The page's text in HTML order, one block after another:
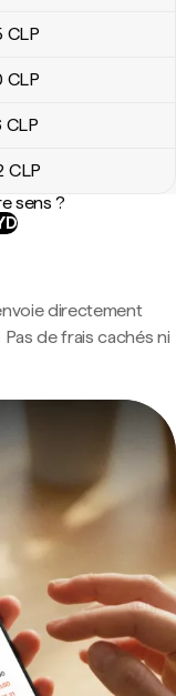
CLP
CLP
CLP
CLP
sens ?
directement
de frais cachés ni